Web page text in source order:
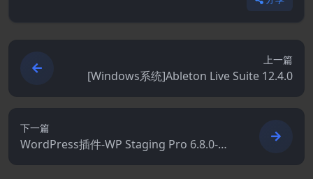
上一篇
[Windows系统]Ableton Live Suite 12.4.0
下一篇
WordPress插件-WP Staging Pro 6.8.0-Wo
rdPress备份和迁移插件